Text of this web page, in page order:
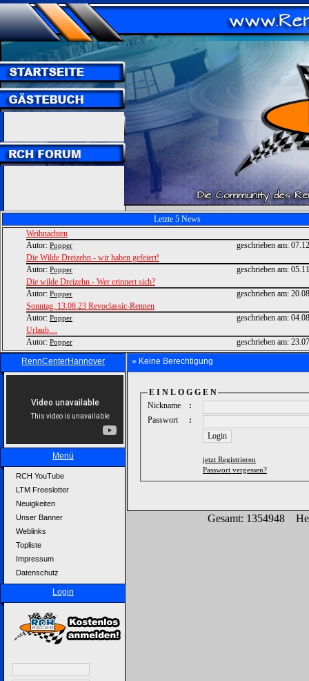
Letzte 5 News
Weihnachten
Autor: Popper geschrieben am:
Die Wilde Dreizehn - wir haben gefeiert!
Autor: Popper geschrieben am:
Die wilde Dreizehn - Wer erinnert sich?
Autor: Popper geschrieben am:
Sonntag, 13.08.23 Revoclassic-Rennen
Autor: Popper geschrieben am:
Urlaub....
Autor: Popper geschrieben am:
RennCenterHannover
Menü
RCH YouTube
LTM Freeslotter
Neuigkeiten
Unser Banner
Weblinks
Topliste
Impressum
Datenschutz
Login
» Keine Berechtigung
E I N L O G G E N
Nickname
:
Passwort
:
jetzt Registrieren
Passwort vergessen?
Gesamt: 1354948